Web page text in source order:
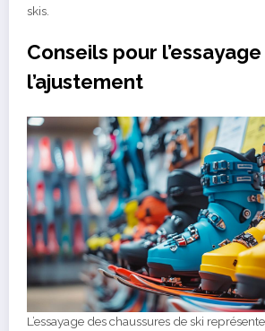
skis.
Conseils pour
l’ajustement
L’essayage des chaussures de ski